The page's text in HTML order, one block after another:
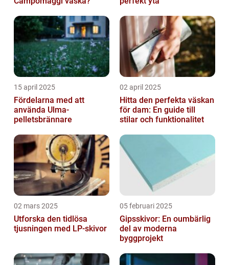
15 april 2025
Fördelarna med att
använda Ulma-
pelletsbrännare
02 april 2025
Hitta den perfekta väskan
för dam: En guide till
stilar och funktionalitet
02 mars 2025
Utforska den tidlösa
tjusningen med LP-skivor
05 februari 2025
Gipsskivor: En oumbärlig
del av moderna
byggprojekt